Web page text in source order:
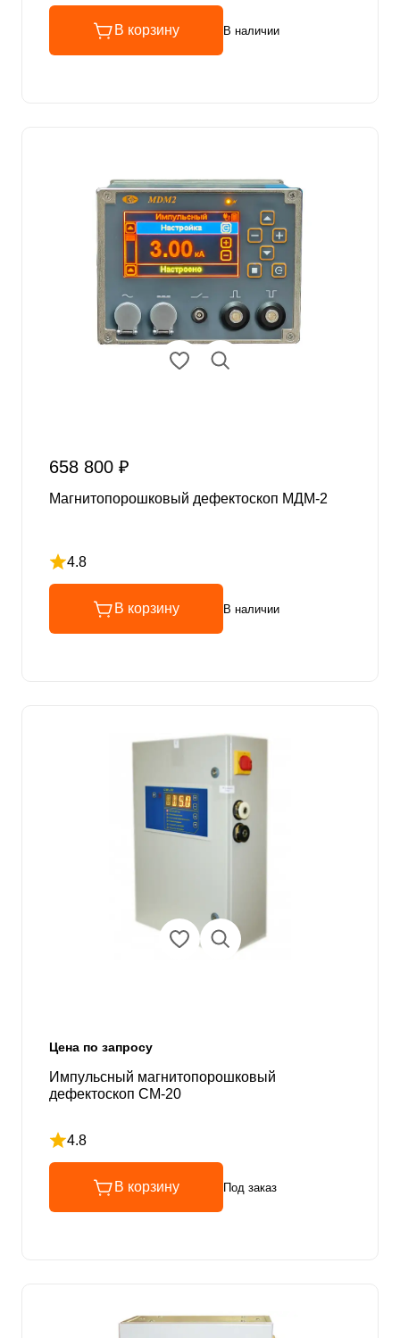
В корзину В наличии
658 800 ₽
Магнитопорошковый дефектоскоп МДМ-2
4.8
Рейтинг 4.8 из 5
В корзину В наличии
Цена по запросу
Импульсный магнитопорошковый
дефектоскоп СМ-20
4.8
Рейтинг 4.8 из 5
В корзину Под заказ